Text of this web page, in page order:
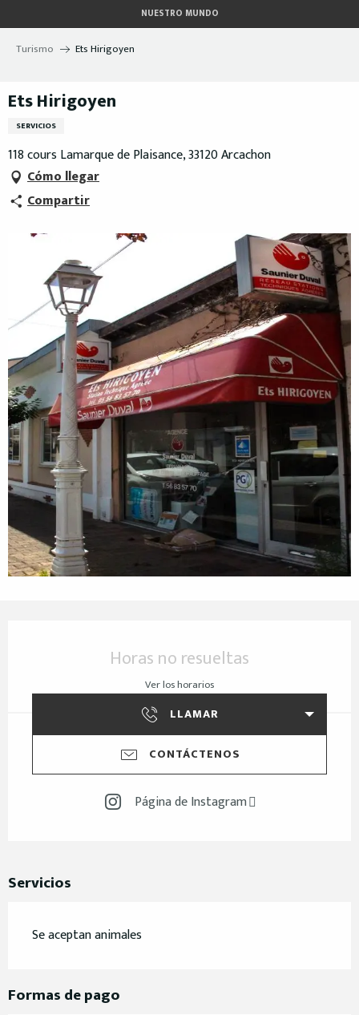
au
contenu
NUESTRO MUNDO
Turismo Ets Hirigoyen
Ets Hirigoyen
SERVICIOS
118 cours Lamarque de Plaisance, 33120 Arcachon
Cómo llegar
Compartir
Horas no resueltas
Ver los horarios
LLAMAR
CONTÁCTENOS
Página de Instagram
Servicios
Se aceptan animales
Formas de pago